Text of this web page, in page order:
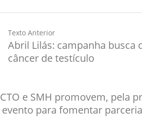
Texto Anterior
Abril Lilás: campanha busca
câncer de testículo
CTO e SMH promovem, pela
evento para fomentar